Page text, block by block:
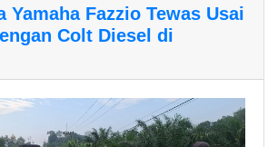
Yamaha Fazzio Tewas Usai
Colt Diesel di